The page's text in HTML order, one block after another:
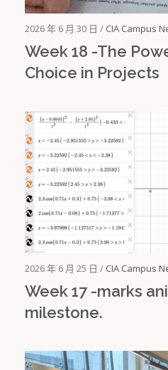
2026 年 6 月 30 日 / CIA Campus
Week 18 -The
Choice in Projects
2026 年 6 月 25 日 / CIA Campus
Week 17 -marks
milestone.